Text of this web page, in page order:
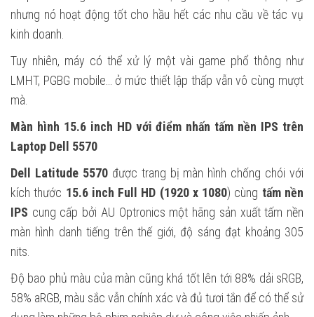
nhưng nó hoạt động tốt cho hầu hết các nhu cầu về tác vụ
kinh doanh.
Tuy nhiên, máy có thể xử lý một vài game phổ thông như
LMHT, PGBG mobile… ở mức thiết lập thấp vẫn vô cùng mượt
mà.
Màn hình 15.6 inch HD với điểm nhấn tấm nền IPS trên
Laptop Dell 5570
Dell Latitude 5570được trang bị màn hình chống chói với
kích thước 15.6 inch Full HD (1920 x 1080) cùng tấm nền
IPS cung cấp bởi AU Optronics một hãng sản xuất tấm nền
màn hình danh tiếng trên thế giới, độ sáng đạt khoảng 305
nits.
Độ bao phủ màu của màn cũng khá tốt lên tới 88% dải sRGB,
58% aRGB, màu sắc vẫn chính xác và đủ tươi tắn để có thể sử